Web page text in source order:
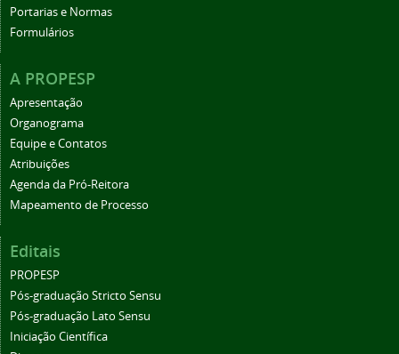
Portarias e Normas
Formulários
A PROPESP
Apresentação
Organograma
Equipe e Contatos
Atribuições
Agenda da Pró-Reitora
Mapeamento de Processo
Editais
PROPESP
Pós-graduação Stricto Sensu
Pós-graduação Lato Sensu
Iniciação Científica